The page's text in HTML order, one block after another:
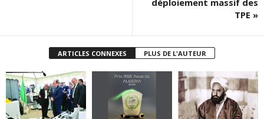
déploiement massif des
TPE »
ARTICLES CONNEXES PLUS DE L'AUTEUR